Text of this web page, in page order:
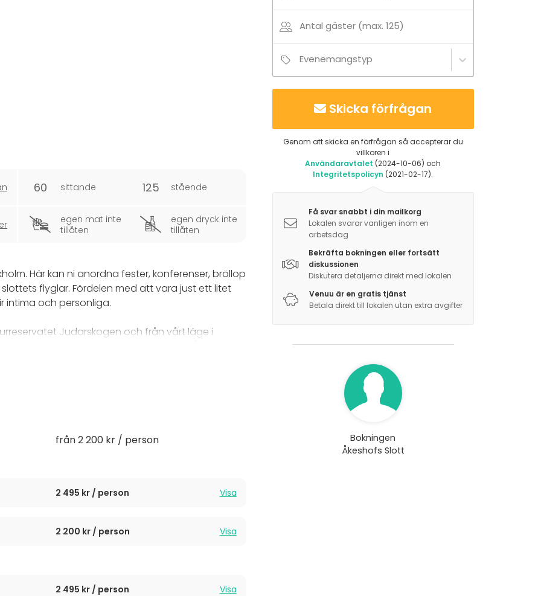
60 sittande 125 stående
egen mat inte
tillåten
egen dryck inte
tillåten
Här kan ni anordna fester, konferenser, bröllop
flyglar. Fördelen med att vara just ett litet
intima och personliga.
Judarskogen och från vårt läge i
och inte minst i vårt kök. Här på Åkeshofs
är extra stolta över vår gröna matfilosofi och
50 meter från slottet. Byggnaden är från
20-60 gäster och mingel för upp till 125 gäster
hittar du direkt utanför
från 2 200 kr / person
2 495 kr / person Visa
2 200 kr / person Visa
2 495 kr / person Visa
Antal gäster (max. 125)
Evenemangstyp
Skicka förfrågan
Genom att skicka en förfrågan så accepterar du
villkoren i
Användaravtalet (2024-10-06) och
Integritetspolicyn (2021-02-17).
Få svar snabbt i din mailkorg
Lokalen svarar vanligen inom en
arbetsdag
Bekräfta bokningen eller fortsätt
diskussionen
Diskutera detaljerna direkt med lokalen
Venuu är en gratis tjänst
Betala direkt till lokalen utan extra avgifter
Bokningen
Åkeshofs Slott